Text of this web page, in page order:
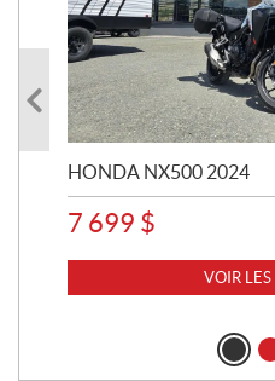
HONDA NX500 2024
7 699 $
VOIR